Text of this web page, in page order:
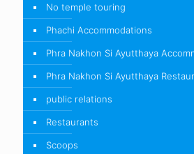
No temple touring
Phachi Accommodations
Phra Nakhon Si Ayutthaya
Phra Nakhon Si Ayutthaya
public relations
Restaurants
Scoops